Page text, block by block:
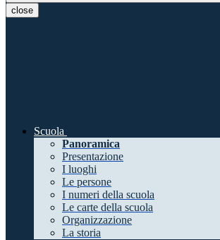
close
Scuola
Panoramica
Presentazione
I luoghi
Le persone
I numeri della scuola
Le carte della scuola
Organizzazione
La storia